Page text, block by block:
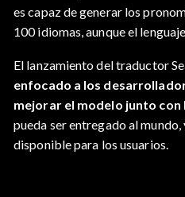
es capaz de generar los
100 idiomas, aunque el
El lanzamiento del traductor
enfocado a los
mejorar el modelo junto con
pueda ser entregado al
disponible para los usuarios.